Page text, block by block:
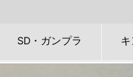
SD・ガンプラ